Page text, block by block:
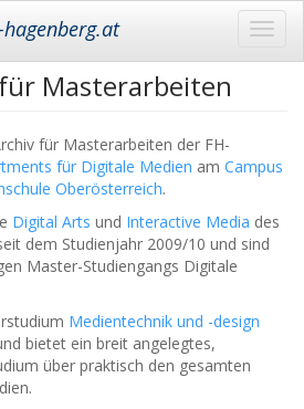
Masterarbeiten
für Masterarbeiten der FH-
für Digitale Medien am Campus
Oberösterreich.
Digital Arts und Interactive Media des
dem Studienjahr 2009/10 und sind
Master-Studiengangs Digitale
Medientechnik und -design
bietet ein breit angelegtes,
über praktisch den gesamten